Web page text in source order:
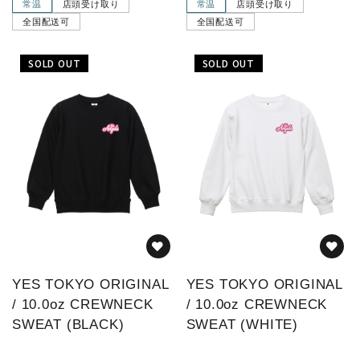
常温
店頭受け取り
全国配送可
常温
店頭受け取り
全国配送可
SOLD OUT
YES TOKYO ORIGINAL
/ 10.0oz CREWNECK
SWEAT (BLACK)
SOLD OUT
YES TOKYO ORIGINAL
/ 10.0oz CREWNECK
SWEAT (WHITE)